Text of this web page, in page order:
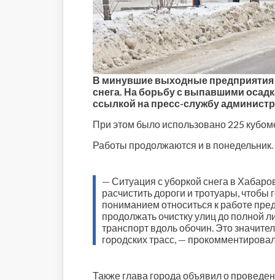
среда
Объясняем
Новогоднее
Духовность
Паводок-2021
Антифейк
Паводок-2022
Выборы-2022
В минувшие выходные предприятия
снега. На борьбу с выпавшими
ссылкой на пресс-службу
При этом было использовано 225
Работы продолжаются и в
— Ситуация с уборкой снега в
расчистить дороги и тротуары,
пониманием относиться к работе
продолжать очистку улиц до полной
транспорт вдоль обочин. Это
городских трасс, —
Также глава города объявил о